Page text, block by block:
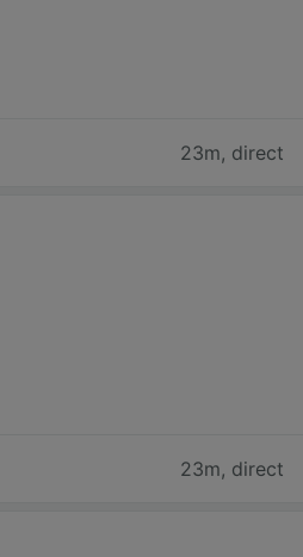
23m, direct
23m, direct